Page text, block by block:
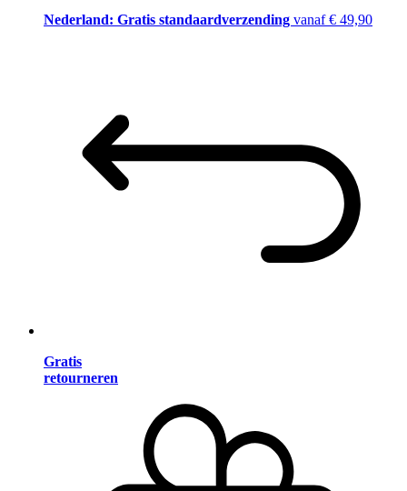
Nederland: Gratis standaardverzending vanaf € 49,90
Gratis
retourneren